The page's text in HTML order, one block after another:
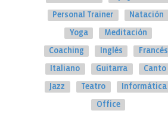
Personal Trainer Natación
Yoga Meditación
Coaching Inglés Francés
Italiano Guitarra Canto
Jazz Teatro Informática
Office